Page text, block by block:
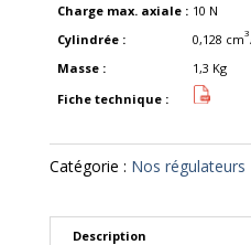
Charge max. axiale : 10 N
Cylindrée :
0,128 cm3
Masse :
1,3 Kg
Fiche technique :
Catégorie : Nos régulateurs
Description